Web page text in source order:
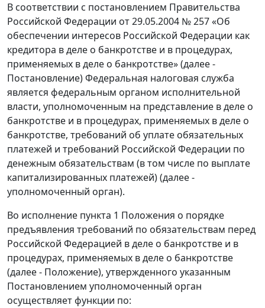
В соответствии с постановлением Правительства
Российской Федерации от 29.05.2004 № 257 «Об
обеспечении интересов Российской Федерации как
кредитора в деле о банкротстве и в процедурах,
применяемых в деле о банкротстве» (далее -
Постановление) Федеральная налоговая служба
является федеральным органом исполнительной
власти, уполномоченным на представление в деле о
банкротстве и в процедурах, применяемых в деле о
банкротстве, требований об уплате обязательных
платежей и требований Российской Федерации по
денежным обязательствам (в том числе по выплате
капитализированных платежей) (далее -
уполномоченный орган).
Во исполнение пункта 1 Положения о порядке
предъявления требований по обязательствам перед
Российской Федерацией в деле о банкротстве и в
процедурах, применяемых в деле о банкротстве
(далее - Положение), утвержденного указанным
Постановлением уполномоченный орган
осуществляет функции по: